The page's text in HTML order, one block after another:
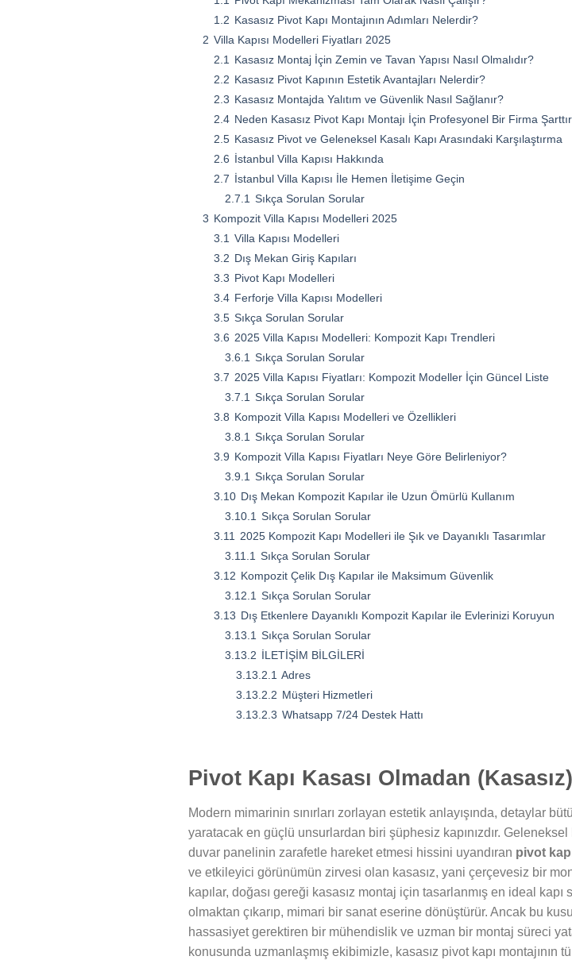
1.2 Kasasız Pivot Kapı Montajının Adımları Nelerdir?
2 Villa Kapısı Modelleri Fiyatları 2025
2.1 Kasasız Montaj İçin Zemin ve Tavan Yapısı Nasıl Olmalıdır?
2.2 Kasasız Pivot Kapının Estetik Avantajları Nelerdir?
2.3 Kasasız Montajda Yalıtım ve Güvenlik Nasıl Sağlanır?
2.4 Neden Kasasız Pivot Kapı Montajı İçin Profesyonel Bir Firma
2.5 Kasasız Pivot ve Geleneksel Kasalı Kapı Arasındaki Karşılaştırma
2.6 İstanbul Villa Kapısı Hakkında
2.7 İstanbul Villa Kapısı İle Hemen İletişime Geçin
2.7.1 Sıkça Sorulan Sorular
3 Kompozit Villa Kapısı Modelleri 2025
3.1 Villa Kapısı Modelleri
3.2 Dış Mekan Giriş Kapıları
3.3 Pivot Kapı Modelleri
3.4 Ferforje Villa Kapısı Modelleri
3.5 Sıkça Sorulan Sorular
3.6 2025 Villa Kapısı Modelleri: Kompozit Kapı Trendleri
3.6.1 Sıkça Sorulan Sorular
3.7 2025 Villa Kapısı Fiyatları: Kompozit Modeller İçin Güncel Liste
3.7.1 Sıkça Sorulan Sorular
3.8 Kompozit Villa Kapısı Modelleri ve Özellikleri
3.8.1 Sıkça Sorulan Sorular
3.9 Kompozit Villa Kapısı Fiyatları Neye Göre Belirleniyor?
3.9.1 Sıkça Sorulan Sorular
3.10 Dış Mekan Kompozit Kapılar ile Uzun Ömürlü Kullanım
3.10.1 Sıkça Sorulan Sorular
3.11 2025 Kompozit Kapı Modelleri ile Şık ve Dayanıklı Tasarımlar
3.11.1 Sıkça Sorulan Sorular
3.12 Kompozit Çelik Dış Kapılar ile Maksimum Güvenlik
3.12.1 Sıkça Sorulan Sorular
3.13 Dış Etkenlere Dayanıklı Kompozit Kapılar ile Evlerinizi Koruyun
3.13.1 Sıkça Sorulan Sorular
3.13.2 İLETİŞİM BİLGİLERİ
3.13.2.1 Adres
3.13.2.2 Müşteri Hizmetleri
3.13.2.3 Whatsapp 7/24 Destek Hattı
Pivot Kapı Kasası Olmadan
Modern mimarinin sınırları zorlayan estetik anlayışında, detaylar
yaratacak en güçlü unsurlardan biri şüphesiz kapınızdır.
duvar panelinin zarafetle hareket etmesi hissini uyandıran pivot
ve etkileyici görünümün zirvesi olan kasasız, yani çerçevesiz bir
kapılar, doğası gereği kasasız montaj için tasarlanmış en ideal
olmaktan çıkarıp, mimari bir sanat eserine dönüştürür. Ancak bu
hassasiyet gerektiren bir mühendislik ve uzman bir montaj süreci
konusunda uzmanlaşmış ekibimizle, kasasız pivot kapı montajının